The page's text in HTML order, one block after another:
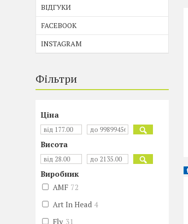
ВІДГУКИ
FACEBOOK
INSTAGRAM
Фільтри
Ціна
Висота
Виробник
AMF 72
Art In Head 4
Fly 31